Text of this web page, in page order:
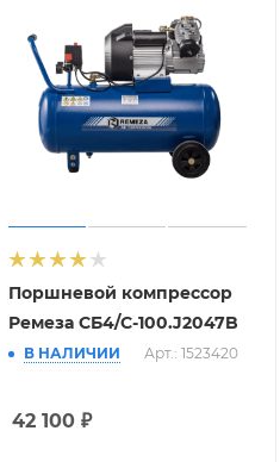
Поршневой компрессор
Ремеза СБ4/С-100.J2047B
В НАЛИЧИИ Арт.: 1523420
42 100 ₽